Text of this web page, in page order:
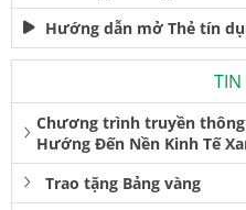
Hướng dẫn mở Thẻ tín
Chương trình truyền thông
Hướng Đến Nền Kinh Tế
Trao tặng Bảng vàng